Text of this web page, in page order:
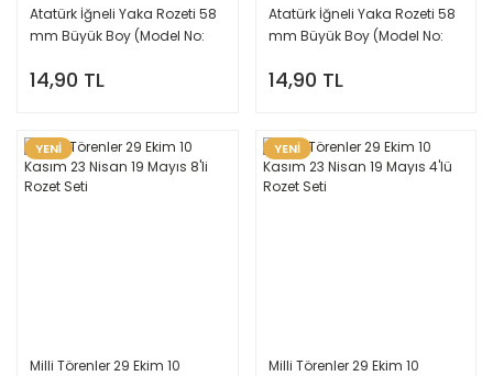
Atatürk İğneli Yaka Rozeti 58
mm Büyük Boy (Model No:
14,90 TL
Atatürk İğneli Yaka Rozeti 58
mm Büyük Boy (Model No:
14,90 TL
YENİ
Milli Törenler 29 Ekim 10
YENİ
Milli Törenler 29 Ekim 10